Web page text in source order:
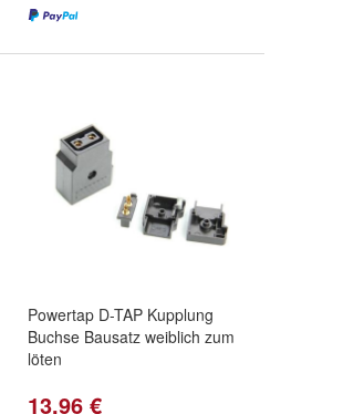
Powertap D-TAP Kupplung
Buchse Bausatz weiblich zum
löten
13,96 €